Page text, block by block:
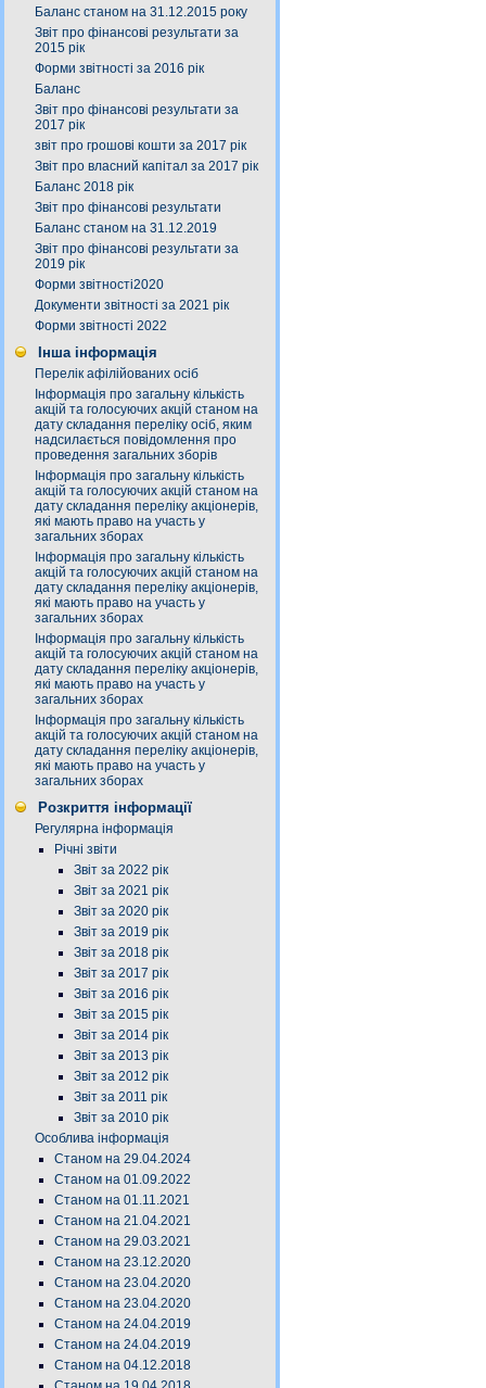
Баланс станом на 31.12.2015 року
Звіт про фінансові результати за
2015 рік
Форми звітності за 2016 рік
Баланс
Звіт про фінансові результати за
2017 рік
звіт про грошові кошти за 2017 рік
Звіт про власний капітал за 2017 рік
Баланс 2018 рік
Звіт про фінансові результати
Баланс станом на 31.12.2019
Звіт про фінансові результати за
2019 рік
Форми звітності2020
Документи звітності за 2021 рік
Форми звітності 2022
Інша інформація
Перелік афілійованих осіб
Інформація про загальну кількість
акцій та голосуючих акцій станом на
дату складання переліку осіб, яким
надсилається повідомлення про
проведення загальних зборів
Інформація про загальну кількість
акцій та голосуючих акцій станом на
дату складання переліку акціонерів,
які мають право на участь у
загальних зборах
Інформація про загальну кількість
акцій та голосуючих акцій станом на
дату складання переліку акціонерів,
які мають право на участь у
загальних зборах
Інформація про загальну кількість
акцій та голосуючих акцій станом на
дату складання переліку акціонерів,
які мають право на участь у
загальних зборах
Інформація про загальну кількість
акцій та голосуючих акцій станом на
дату складання переліку акціонерів,
які мають право на участь у
загальних зборах
Розкриття інформації
Регулярна інформація
Річні звіти
Звіт за 2022 рік
Звіт за 2021 рік
Звіт за 2020 рік
Звіт за 2019 рік
Звіт за 2018 рік
Звіт за 2017 рік
Звіт за 2016 рік
Звіт за 2015 рік
Звіт за 2014 рік
Звіт за 2013 рік
Звіт за 2012 рік
Звіт за 2011 рік
Звіт за 2010 рік
Особлива інформація
Станом на 29.04.2024
Станом на 01.09.2022
Станом на 01.11.2021
Станом на 21.04.2021
Станом на 29.03.2021
Станом на 23.12.2020
Станом на 23.04.2020
Станом на 23.04.2020
Станом на 24.04.2019
Станом на 24.04.2019
Станом на 04.12.2018